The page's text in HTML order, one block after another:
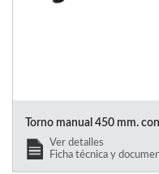
Torno manual 450 mm.
Ver detalles
Ficha técnica y